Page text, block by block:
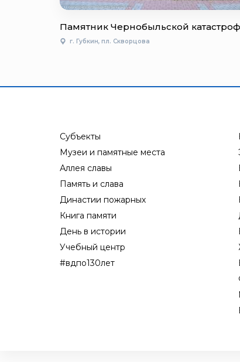
Памятник Чернобыльской
г. Губкин, пл. Скворцова
Субъекты
Музеи и памятные места
Аллея славы
Память и слава
Династии пожарных
Книга памяти
День в истории
Учебный центр
#вдпо130лет